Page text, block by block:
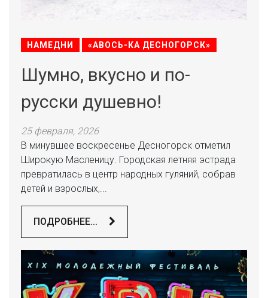
НАМЕДНИ «АВОСЬ-КА ДЕСНОГОРСК»
Шумно, вкусно и по-
русски душевно!
25 февраля, 2026
В минувшее воскресенье Десногорск отметил
Широкую Масленицу. Городская летняя эстрада
превратилась в центр народных гуляний, собрав
детей и взрослых,...
ПОДРОБНЕЕ...